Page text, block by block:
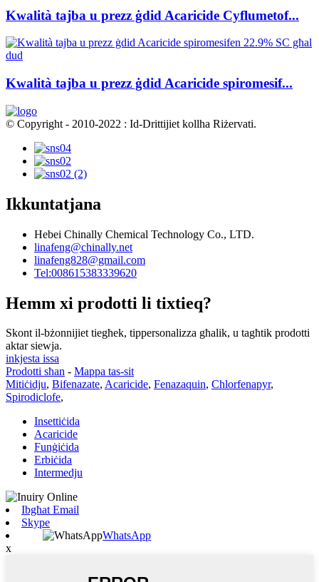
Kwalità tajba u prezz ġdid Acaricide Cyflumetof...
Kwalità tajba u prezz ġdid Acaricide spiromesif...
© Copyright - 2010-2022 : Id-Drittijiet kollha Riżervati.
Ikkuntatjana
Hebei Chinally Chemical Technology Co., LTD.
linafeng@chinally.net
linafeng828@gmail.com
Tel:008615383339620
Hemm xi prodotti li tixtieq?
Skont il-bżonnijiet tiegħek, tippersonalizza għalik, u tagħtik prodotti
aktar siewja.
inkjesta issa
Prodotti sħan - Mappa tas-sit
Mitiċidju, Bifenazate, Acaricide, Fenazaquin, Chlorfenapyr,
Spirodiclofe,
Insettiċida
Acaricide
Funġiċida
Erbiċida
Intermedju
Ibgħat Email
Skype
WhatsApp
x